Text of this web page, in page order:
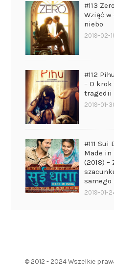
#113
Wziąć
niebo
2019-02-
#112
– O krok
tragedii
2019-01-
#111 Sui
Made in
(2018) –
samego
2019-01-
© 2012 - 2024 Wszelkie